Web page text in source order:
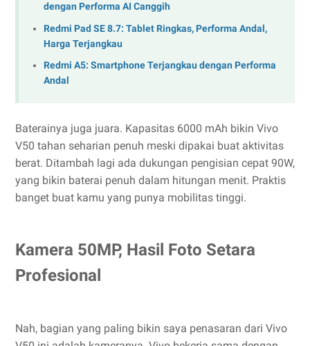
dengan Performa AI Canggih
Redmi Pad SE 8.7: Tablet Ringkas, Performa Andal,
Harga Terjangkau
Redmi A5: Smartphone Terjangkau dengan Performa
Andal
Baterainya juga juara. Kapasitas 6000 mAh bikin Vivo
V50 tahan seharian penuh meski dipakai buat aktivitas
berat. Ditambah lagi ada dukungan pengisian cepat 90W,
yang bikin baterai penuh dalam hitungan menit. Praktis
banget buat kamu yang punya mobilitas tinggi.
Kamera 50MP, Hasil Foto Setara
Profesional
Nah, bagian yang paling bikin saya penasaran dari Vivo